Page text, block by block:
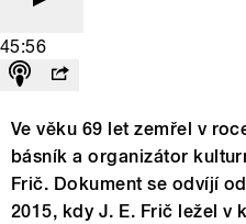
45:56
Ve věku 69 let zemřel v
básník a organizátor
Frič. Dokument se odvíjí
2015, kdy J. E. Frič ležel v